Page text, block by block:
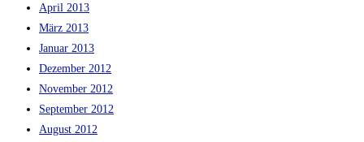
April 2013
März 2013
Januar 2013
Dezember 2012
November 2012
September 2012
August 2012